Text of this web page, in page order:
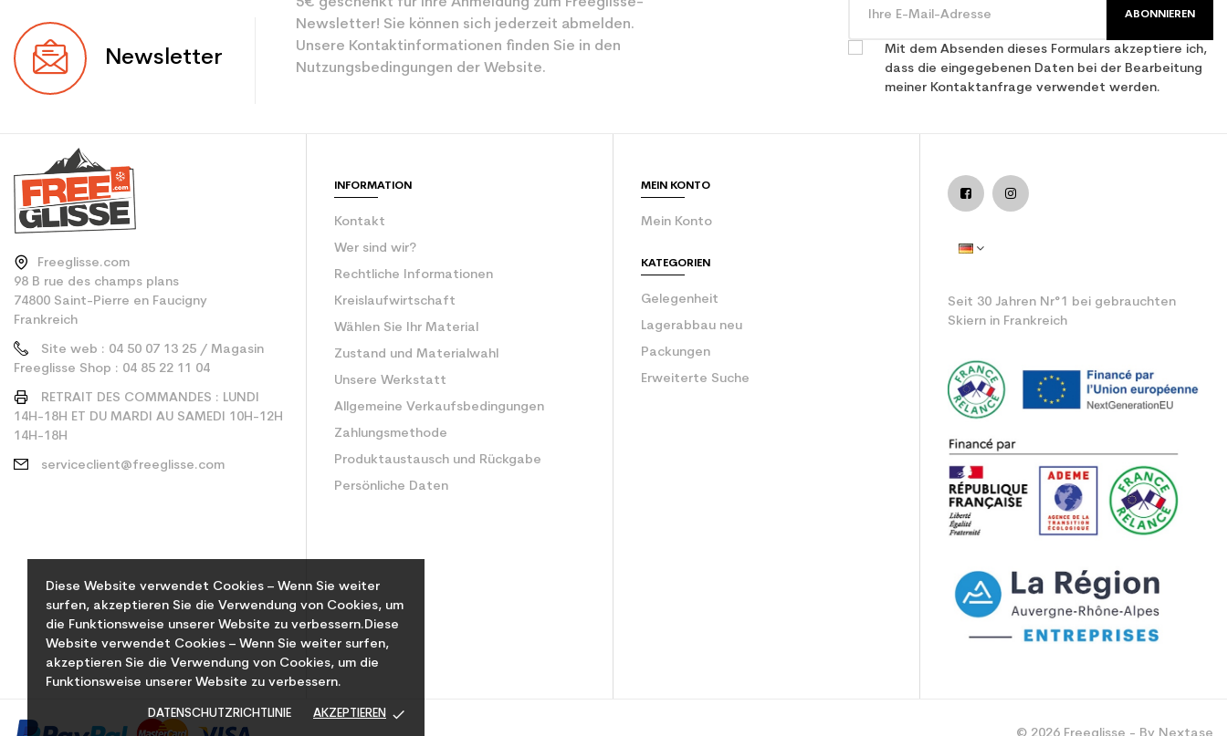
Diese Website verwendet Cookies – Wenn Sie weiter
surfen, akzeptieren Sie die Verwendung von Cookies, um
die Funktionsweise unserer Website zu verbessern.Diese
Website verwendet Cookies – Wenn Sie weiter surfen,
akzeptieren Sie die Verwendung von Cookies, um die
Funktionsweise unserer Website zu verbessern.
DATENSCHUTZRICHTLINIE AKZEPTIEREN done
Ebene
Newsletter
Newsletter! Sie können sich jederzeit abmelden.
Unsere Kontaktinformationen finden Sie in den
Nutzungsbedingungen der Website.
ABONNIEREN
Mit dem Absenden dieses Formulars akzeptiere ich,
dass die eingegebenen Daten bei der Bearbeitung
meiner Kontaktanfrage verwendet werden.
Freeglisse.com
98 B rue des champs plans
74800 Saint-Pierre en Faucigny
Frankreich
Site web : 04 50 07 13 25 / Magasin
Freeglisse Shop : 04 85 22 11 04
RETRAIT DES COMMANDES : LUNDI
14H-18H ET DU MARDI AU SAMEDI 10H-12H
14H-18H
serviceclient@freeglisse.com
INFORMATION
Kontakt
Wer sind wir?
Rechtliche Informationen
Kreislaufwirtschaft
Wählen Sie Ihr Material
Zustand und Materialwahl
Unsere Werkstatt
Allgemeine Verkaufsbedingungen
Zahlungsmethode
Produktaustausch und Rückgabe
Persönliche Daten
MEIN KONTO
Mein Konto
KATEGORIEN
Gelegenheit
Lagerabbau neu
Packungen
Erweiterte Suche
Seit 30 Jahren Nr°1 bei gebrauchten
Skiern in Frankreich
© 2026 Freeglisse - By Nextase